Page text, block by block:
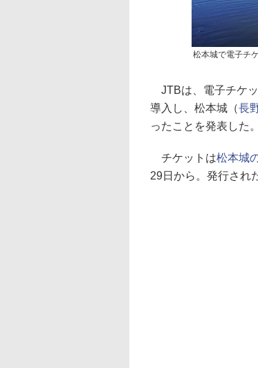
松本城で電子チ
JTBは、電子チケ
導入し、松本城（長
ったことを発表した。
チケットは松本城
29日から。発行され